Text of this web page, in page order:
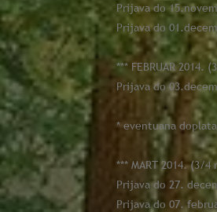
Prijava do
Prijava do
*** FEBRUAR
Prijava do
* eventuana
*** MART 2014. (3/
Prijava do 27.
Prijava do 07.